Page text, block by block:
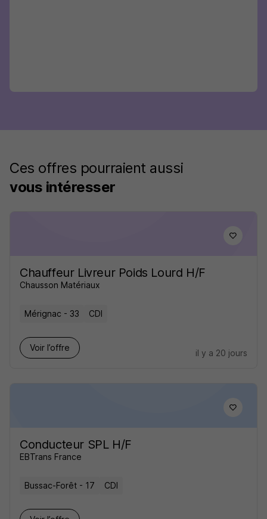
Ces offres pourraient aussi
vous intéresser
Chauffeur Livreur Poids Lourd H/F
Chausson Matériaux
Mérignac - 33 CDI
Voir l’offre
il y a 20 jours
Conducteur SPL H/F
EBTrans France
Bussac-Forêt - 17 CDI